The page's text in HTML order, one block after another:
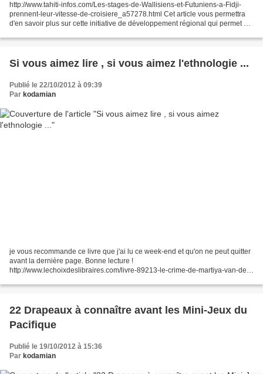
http://www.tahiti-infos.com/Les-stages-de-Wallisiens-et-Futuniens-a-Fidji-
prennent-leur-vitesse-de-croisiere_a57278.html Cet article vous permettra
d'en savoir plus sur cette initiative de développement régional qui permet à
Si vous aimez lire , si vous aimez l'ethnologie ...
Publié le 22/10/2012 à 09:39
Par kodamian
je vous recommande ce livre que j'ai lu ce week-end et qu'on ne peut quitter
avant la dernière page. Bonne lecture !
http://www.lechoixdeslibraires.com/livre-89213-le-crime-de-martiya-van-der-
22 Drapeaux à connaître avant les Mini-Jeux du
Pacifique
Publié le 19/10/2012 à 15:36
Par kodamian